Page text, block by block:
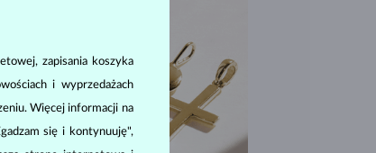
zapisania koszyka
i wyprzedażach
Więcej informacji na
się i kontynuuję",